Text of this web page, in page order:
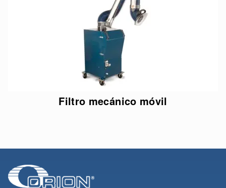
Filtro mecánico móvil